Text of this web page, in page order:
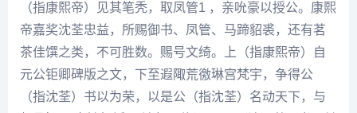
（指康熙帝）见其笔秃，取凤管1 ，亲吮豪以授公。康熙
帝嘉奖沈荃忠益，所赐御书、凤管、马蹄貂裘，还有茗
茶佳馔之类，不可胜数。赐号文绮。上（指康熙帝）自
元公钜卿碑版之文，下至遐陬荒徼琳宫梵宇，争得公
（指沈荃）书以为荣，以是公（指沈荃）名动天下，与